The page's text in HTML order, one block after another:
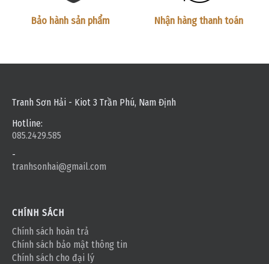
Bảo hành sản phẩm Nhận hàng thanh toán
Tranh Sơn Hải - Kiot 3 Trần Phú, Nam Định
Hotline:
085.2429.585
-
tranhsonhai@gmail.com
CHÍNH SÁCH
Chính sách hoàn trả
Chính sách bảo mật thông tin
Chính sách cho đại lý